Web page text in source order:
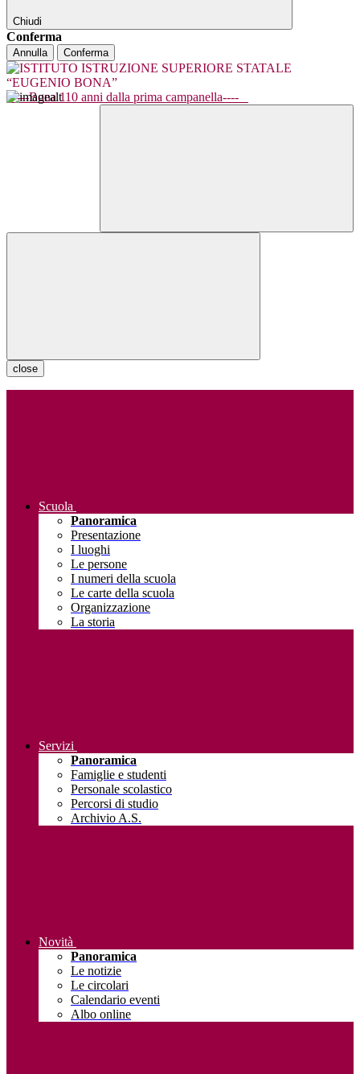
Chiudi
Conferma
Annulla Conferma
----Bona 110 anni dalla prima campanella----
close
Scuola
Panoramica
Presentazione
I luoghi
Le persone
I numeri della scuola
Le carte della scuola
Organizzazione
La storia
Servizi
Panoramica
Famiglie e studenti
Personale scolastico
Percorsi di studio
Archivio A.S.
Novità
Panoramica
Le notizie
Le circolari
Calendario eventi
Albo online